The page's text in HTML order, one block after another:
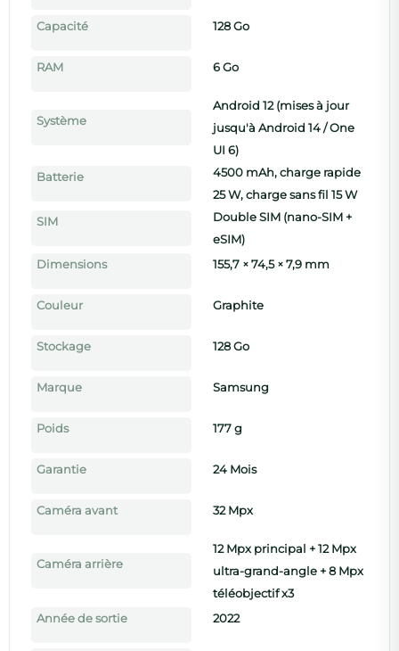
Capacité 128 Go
RAM 6 Go
Système
Android 12 (mises à jour
jusqu'à Android 14 / One
UI 6)
Batterie
4500 mAh, charge rapide
25 W, charge sans fil 15 W
SIM
Double SIM (nano-SIM +
eSIM)
Dimensions
155,7 × 74,5 × 7,9 mm
Couleur Graphite
Stockage 128 Go
Marque Samsung
Poids 177 g
Garantie 24 Mois
Caméra avant 32 Mpx
Caméra arrière
12 Mpx principal + 12 Mpx
ultra-grand-angle + 8 Mpx
téléobjectif x3
Année de sortie
2022